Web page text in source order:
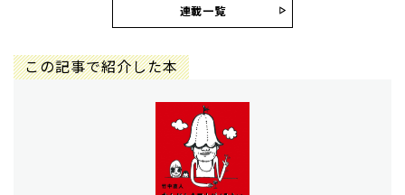
連載一覧
この記事で紹介した本